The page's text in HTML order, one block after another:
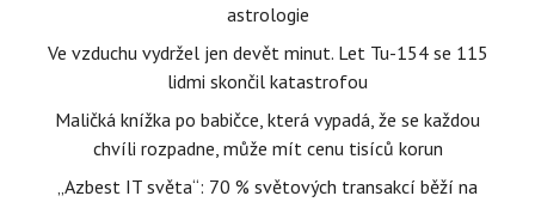
astrologie
Ve vzduchu vydržel jen devět minut. Let Tu-154 se 115
lidmi skončil katastrofou
Maličká knížka po babičce, která vypadá, že se každou
chvíli rozpadne, může mít cenu tisíců korun
„Azbest IT světa“: 70 % světových transakcí běží na